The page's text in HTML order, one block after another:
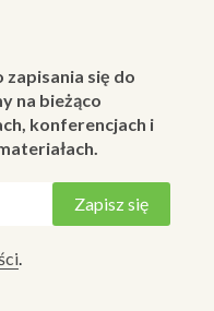
zapisania się do
na bieżąco
konferencjach i
.